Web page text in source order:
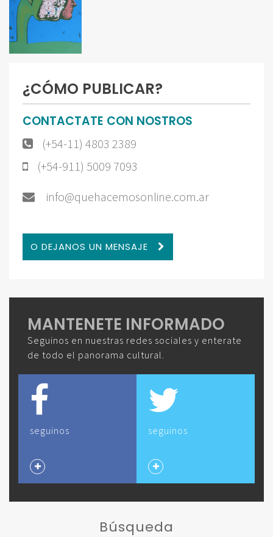
¿CÓMO PUBLICAR?
CONTACTATE CON NOSTROS
(+54-11) 4803 2389
(+54-911) 5009 7093
info@quehacemosonline.com.ar
O DEJANOS UN MENSAJE
MANTENETE INFORMADO
Seguinos en nuestras redes sociales y enterate
de todo el panorama cultural.
seguinos seguinos
Búsqueda